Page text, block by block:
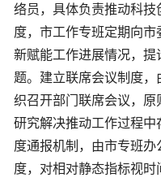
络员，具体负责推动科技
度，市工作专班定期向
新赋能工作进展情况，
题。建立联席会议制度
织召开部门联席会议，原
研究解决推动工作过程
度通报机制，由市专班
度，对相对静态指标视